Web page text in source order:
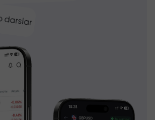
darslar